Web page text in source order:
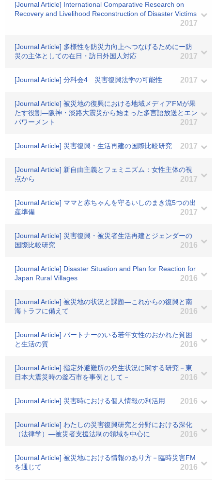
[Journal Article] International Comparative Research on
Recovery and Livelihood Reconstruction of Disaster Victims
2017
[Journal Article] 多様性を防災力向上へつなげるためにー防
災の主体としての在日・訪日外国人対応
2017
[Journal Article] 分科会4 災害復興法学の可能性 2017
[Journal Article] 被災地の復興における地域メディアFMが果
たす役割―阪神・淡路大震災から始まった多言語放送とエン
パワーメント
2017
[Journal Article] 災害復興・生活再建の国際比較研究 2017
[Journal Article] 新自由主義とフェミニズム：女性主体の視
点から
2017
[Journal Article] ママと赤ちゃんを守るいしのまき流5つの出
産準備
2017
[Journal Article] 災害復興・被災者生活再建とジェンダーの
国際比較研究
2016
[Journal Article] Disaster Situation and Plan for Reaction for
Japan Rural Villages
2016
[Journal Article] 被災地の状況と課題―これからの復興と南
海トラフに備えて
2016
[Journal Article] パートナーのいる若年女性のおかれた貧困
と生活の質
2016
[Journal Article] 指定外避難所の発生状況に関する研究－東
日本大震災時の釜石市を事例として－
2016
[Journal Article] 災害時における個人情報の利活用 2016
[Journal Article] わたしの災害復興研究と分野における深化
（法律学）―被災者支援法制の領域を中心に
2016
[Journal Article] 被災地における情報のあり方－臨時災害FM
を通じて
2016